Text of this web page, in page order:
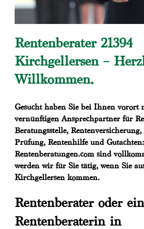
Rentenberater 21394
Kirchgellersen –
Willkommen.
Gesucht haben Sie bei Ihnen vorort
vernünftigen Ansprechpartner für
Beratungsstelle, Rentenversicherung,
Prüfung, Rentenhilfe und
Rentenberatungen.com sind
werden wir für Sie tätig, wenn Sie
Kirchgellersen kommen.
Rentenberater oder
Rentenberaterin in